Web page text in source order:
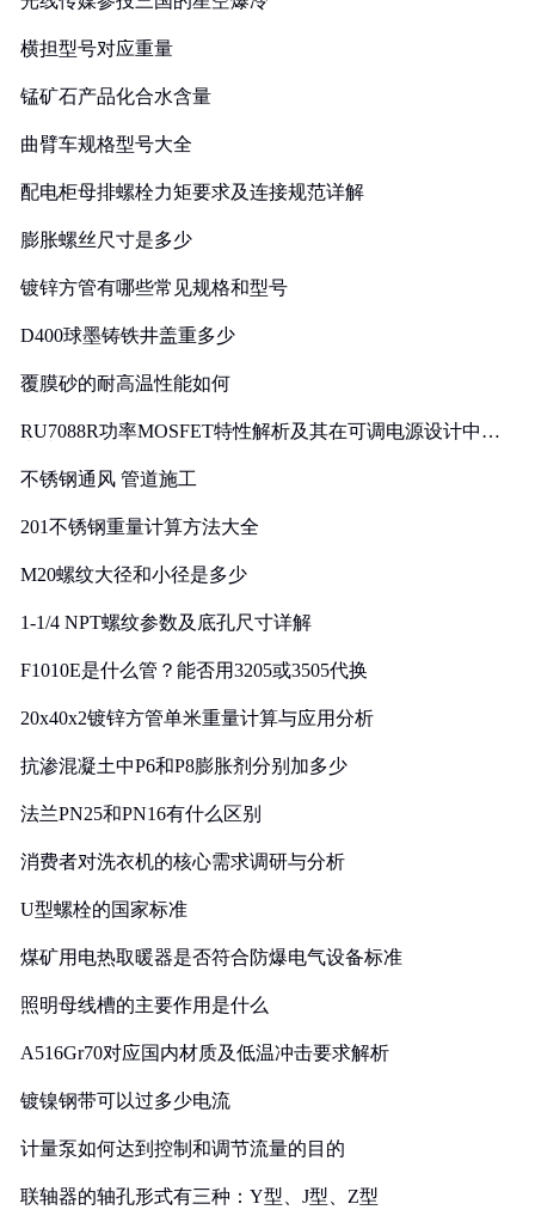
横担型号对应重量
锰矿石产品化合水含量
曲臂车规格型号大全
配电柜母排螺栓力矩要求及连接规范详解
膨胀螺丝尺寸是多少
镀锌方管有哪些常见规格和型号
D400球墨铸铁井盖重多少
覆膜砂的耐高温性能如何
RU7088R功率MOSFET特性解析及其在可调电源设计中的
不锈钢通风 管道施工
201不锈钢重量计算方法大全
M20螺纹大径和小径是多少
1-1/4 NPT螺纹参数及底孔尺寸详解
F1010E是什么管？能否用3205或3505代换
20x40x2镀锌方管单米重量计算与应用分析
抗渗混凝土中P6和P8膨胀剂分别加多少
法兰PN25和PN16有什么区别
消费者对洗衣机的核心需求调研与分析
U型螺栓的国家标准
煤矿用电热取暖器是否符合防爆电气设备标准
照明母线槽的主要作用是什么
A516Gr70对应国内材质及低温冲击要求解析
镀镍钢带可以过多少电流
计量泵如何达到控制和调节流量的目的
联轴器的轴孔形式有三种：Y型、J型、Z型